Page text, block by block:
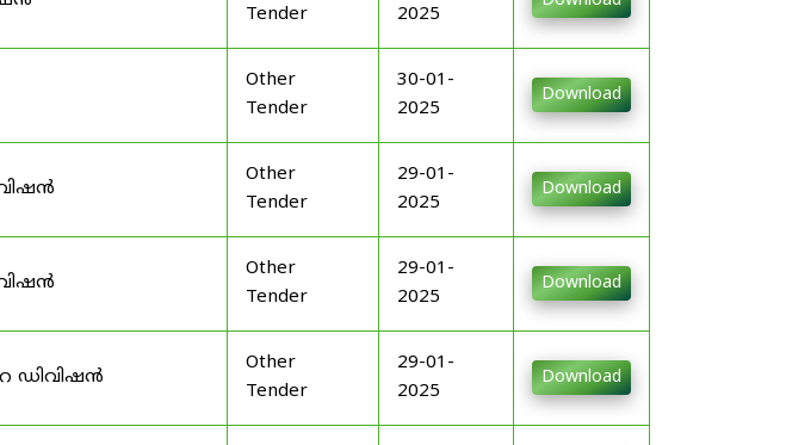
Tender
2025
Other
Tender
30-01-
2025
Download
Other
Tender
29-01-
2025
Download
Other
Tender
29-01-
2025
Download
ഡിവിഷൻ
Other
Tender
29-01-
2025
Download